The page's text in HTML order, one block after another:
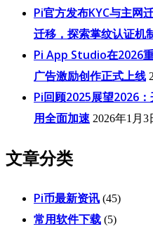
Pi官方发布KYC与主网
迁移，探索掌纹认证机
Pi App Studio在2026
广告激励创作正式上线
Pi回顾2025展望2026
用全面加速 2026年1月3
文章分类
Pi币最新资讯 (45)
常用软件下载 (5)